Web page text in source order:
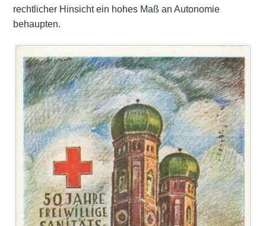
rechtlicher Hinsicht ein hohes Maß an Autonomie
behaupten.